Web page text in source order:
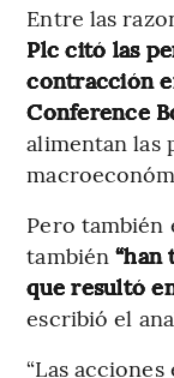
Entre las
Plc citó las
contracción
Conference
alimentan las
Pero también
también“han
que resultó
escribió el
“Las